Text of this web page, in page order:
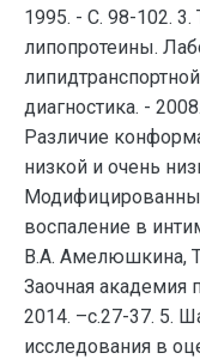
1995. - С. 98-102.
липопротеины.
диагностика. -
Различие
низкой и очень
воспаление в
В.А. Амелюшкина,
Заочная академия
2014. –с.27-37. 5.
исследования в